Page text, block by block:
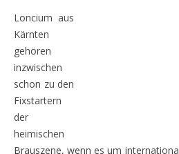
Loncium aus
Kärnten
gehören
inzwischen
schon zu den
Fixstartern
der
heimischen
Brauszene, wenn es um